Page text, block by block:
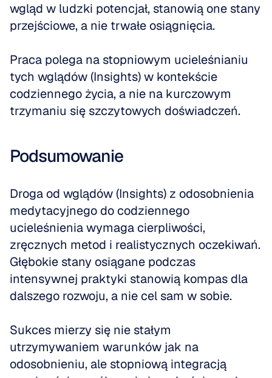
wgląd w ludzki potencjał, stanowią one stany
przejściowe, a nie trwałe osiągnięcia.
Praca polega na stopniowym ucieleśnianiu
tych wglądów (Insights) w kontekście
codziennego życia, a nie na kurczowym
trzymaniu się szczytowych doświadczeń.
Podsumowanie
Droga od wglądów (Insights) z odosobnienia
medytacyjnego do codziennego
ucieleśnienia wymaga cierpliwości,
zręcznych metod i realistycznych oczekiwań.
Głębokie stany osiągane podczas
intensywnej praktyki stanowią kompas dla
dalszego rozwoju, a nie cel sam w sobie.
Sukces mierzy się nie stałym
utrzymywaniem warunków jak na
odosobnieniu, ale stopniową integracją